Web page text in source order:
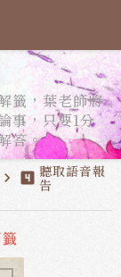
籤，葉老師將
事，只要1分
答。
chevron_right looks_4 聽取語音報
告